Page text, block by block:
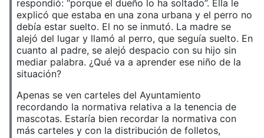
respondió: “porque el dueño lo ha soltado”. Ella le
explicó que estaba en una zona urbana y el perro no
debía estar suelto. El no se inmutó. La madre se
alejó del lugar y llamó al perro, que seguía suelto. En
cuanto al padre, se alejó despacio con su hijo sin
mediar palabra. ¿Qué va a aprender ese niño de la
situación?
Apenas se ven carteles del Ayuntamiento
recordando la normativa relativa a la tenencia de
mascotas. Estaría bien recordar la normativa con
más carteles y con la distribución de folletos,